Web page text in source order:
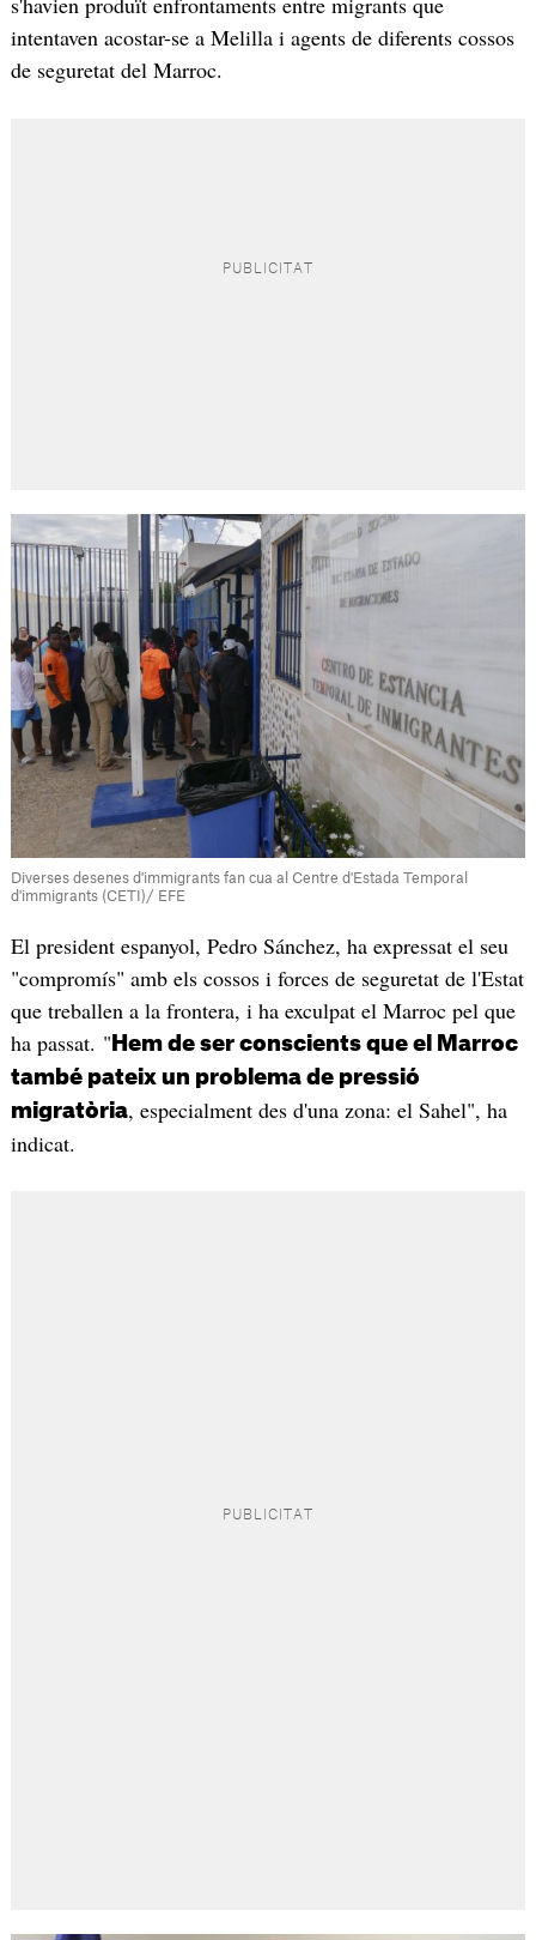
intentaven acostar-se a Melilla i agents de diferents cossos
de seguretat del Marroc.
Diverses desenes d'immigrants fan cua al Centre d'Estada Temporal
d'immigrants (CETI)/ EFE
El president espanyol, Pedro Sánchez, ha expressat el seu
"compromís" amb els cossos i forces de seguretat de l'Estat
que treballen a la frontera, i ha exculpat el Marroc pel que
ha passat. " Hem de ser conscients que el Marroc
també pateix un problema de pressió
migratòria, especialment des d'una zona: el Sahel", ha
indicat.